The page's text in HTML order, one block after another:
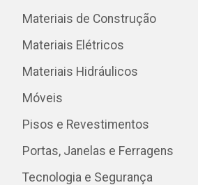
Materiais de Construção
Materiais Elétricos
Materiais Hidráulicos
Móveis
Pisos e Revestimentos
Portas, Janelas e Ferragens
Tecnologia e Segurança